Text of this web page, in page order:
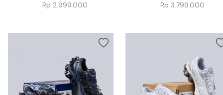
Rp 2.999.000
Rp 3.799.000